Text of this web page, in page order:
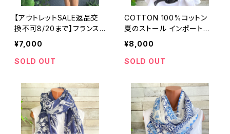
【アウトレットSALE返品交
換不可8/20まで】フランス
製インポートワンピース｜カ
シュクールワンピース/立体
ワッフル・ホワイト＆ブルーフ
¥7,000
SOLD OUT
COTTON 100%コットン
夏のストール インポート大
判・ロングストール・通気
性・肌触り良いスカーフ/ブ
ラウン系ドット＆ボーダー
¥8,000
SOLD OUT